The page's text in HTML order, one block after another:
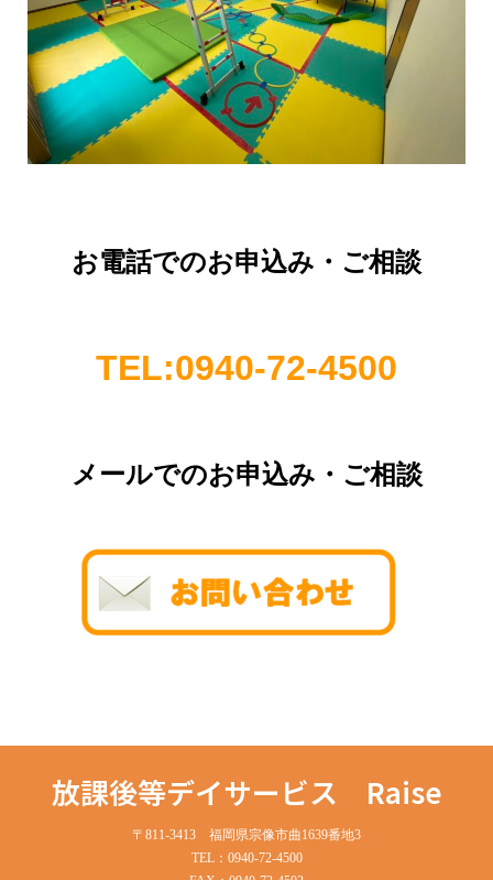
お電話でのお申込み・ご相談
TEL:0940-72-4500
メールでのお申込み・ご相談
放課後等デイサービス Raise
〒811-3413 福岡県宗像市曲1639番地3
TEL：0940-72-4500